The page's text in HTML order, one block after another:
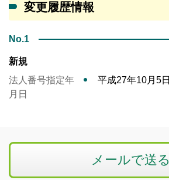
変更履歴情報
No.1
新規
法人番号指定年
月日
平成27年10月5日
メールで送る